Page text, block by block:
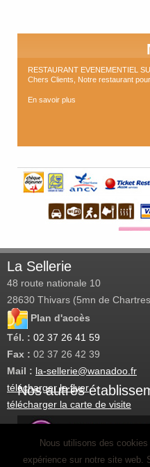
RESTAURANT EVENEMENTIEL
Chers Clients, Notre restaurant
En savoir plus
La Sellerie
48 route nationale 10
28630 Thivars (5mn de
Plan d'accès
Tél. : 02 37 26 41 59
Fax : 02 37 26 42 39
Mail : la-sellerie@wanadoo.fr
télécharger le flyer
télécharger la carte de visite
Nos autres
La
Agence web
Nous utilisons des
expérience sur notre site web.